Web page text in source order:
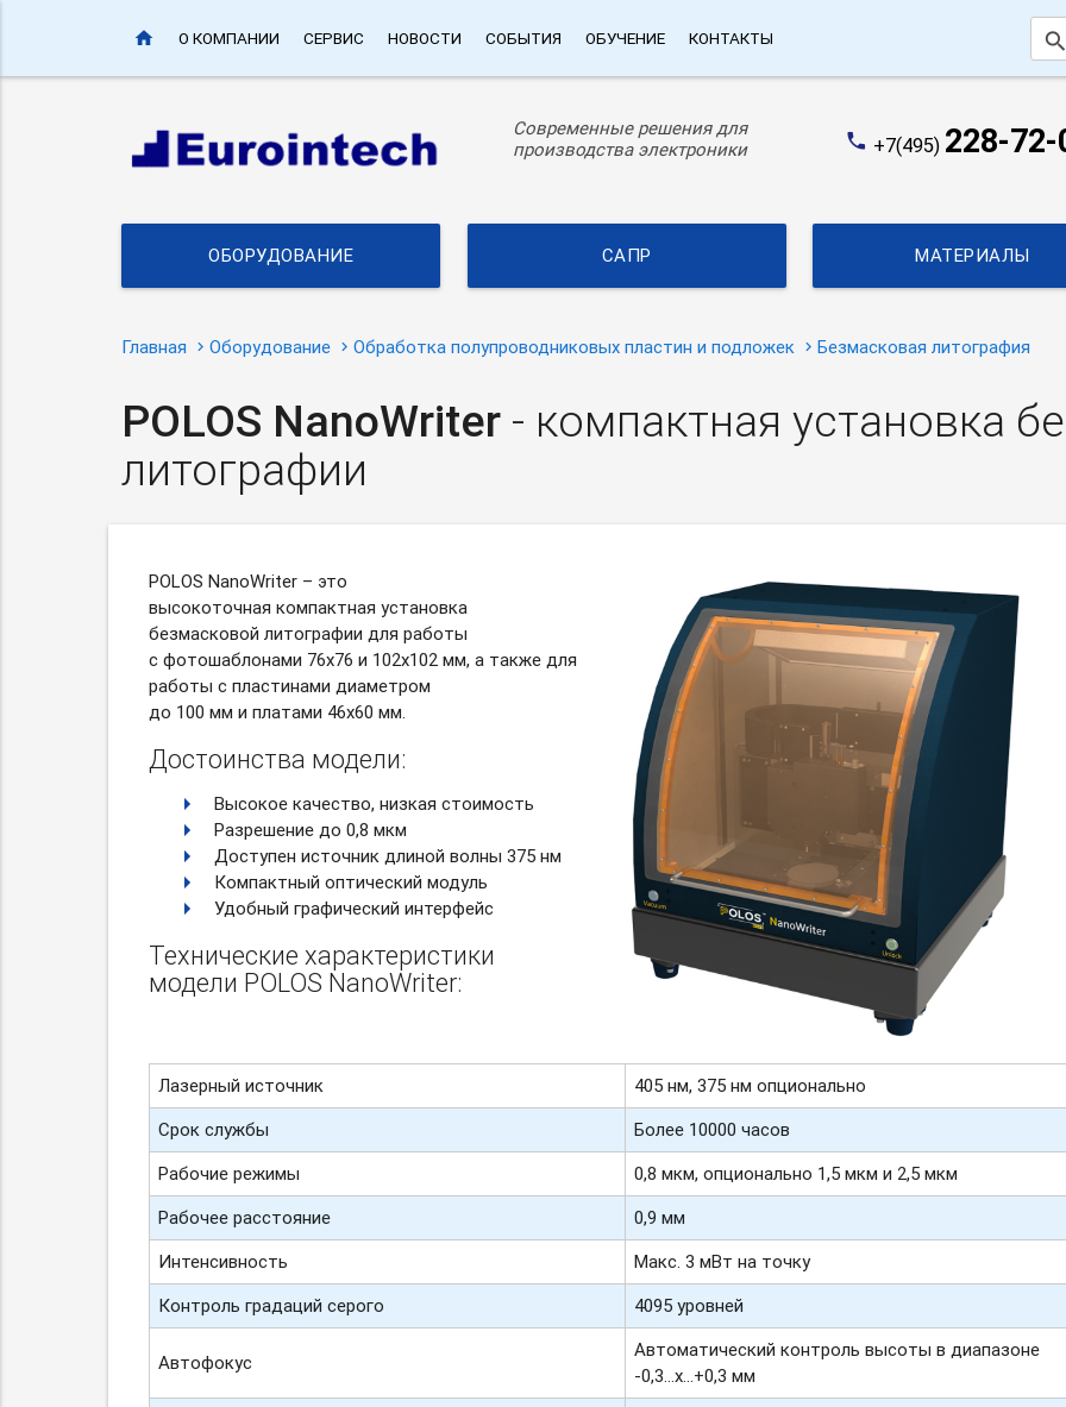
home О КОМПАНИИ СЕРВИС НОВОСТИ СОБЫТИЯ ОБУЧЕНИЕ КОНТАКТЫ
Современные решения для
производства электроники
phone +7(495) 228-72-
ОБОРУДОВАНИЕ САПР МАТЕРИАЛЫ
Главная Оборудование Обработка полупроводниковых пластин и подложек Безмасковая литография
POLOS NanoWriter - компактная установка
литографии
POLOS NanoWriter – это
высокоточная компактная установка
безмасковой литографии для работы
с фотошаблонами 76х76 и 102х102 мм, а также для
работы с пластинами диаметром
до 100 мм и платами 46х60 мм.
Достоинства модели:
Высокое качество, низкая стоимость
Разрешение до 0,8 мкм
Доступен источник длиной волны 375 нм
Компактный оптический модуль
Удобный графический интерфейс
Технические характеристики
модели POLOS NanoWriter:
Лазерный источник
405 нм, 375 нм опционально
Срок службы
Более 10000 часов
Рабочие режимы
0,8 мкм, опционально 1,5 мкм и 2,5 мкм
Рабочее расстояние
0,9 мм
Интенсивность
Макс. 3 мВт на точку
Контроль градаций серого
4095 уровней
Автофокус
Автоматический контроль высоты в диапазоне
-0,3…х…+0,3 мм